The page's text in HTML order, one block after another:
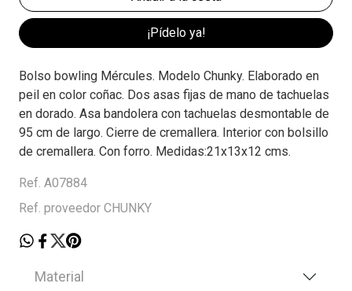
¡Pídelo ya!
Bolso bowling Mércules. Modelo Chunky. Elaborado en
peil en color coñac. Dos asas fijas de mano de tachuelas
en dorado. Asa bandolera con tachuelas desmontable de
95 cm de largo. Cierre de cremallera. Interior con bolsillo
de cremallera. Con forro. Medidas:21x13x12 cms.
Ref. A07884
Ref. proveedor CHUNKY
Material